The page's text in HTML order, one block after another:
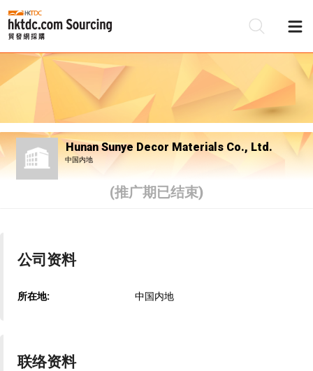
Hunan Sunye Decor Materials Co., Ltd.
中国内地
(推广期已结束)
公司资料
所在地: 中国内地
联络资料